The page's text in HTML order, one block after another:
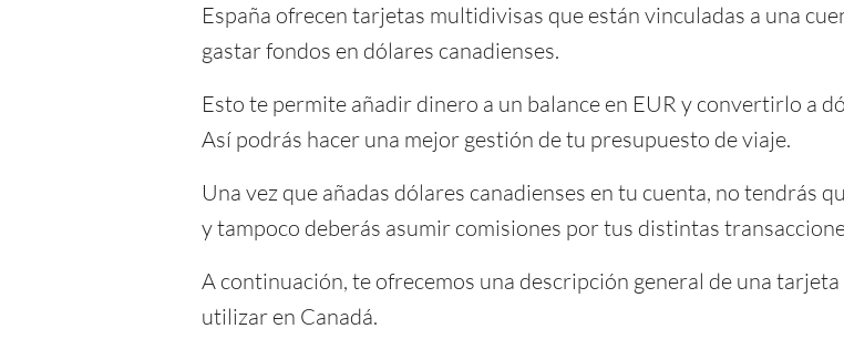
España ofrecen tarjetas multidivisas que están vinculadas a una
gastar fondos en dólares canadienses.
Esto te permite añadir dinero a un balance en EUR y convertirlo a
Así podrás hacer una mejor gestión de tu presupuesto de viaje.
Una vez que añadas dólares canadienses en tu cuenta, no tendrás
y tampoco deberás asumir comisiones por tus distintas
A continuación, te ofrecemos una descripción general de una
utilizar en Canadá.